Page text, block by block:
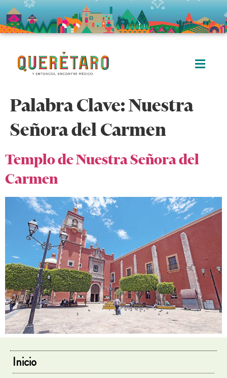
Palabra Clave:Nuestra
Señora del Carmen
Templo de Nuestra Señora del
Carmen
Inicio